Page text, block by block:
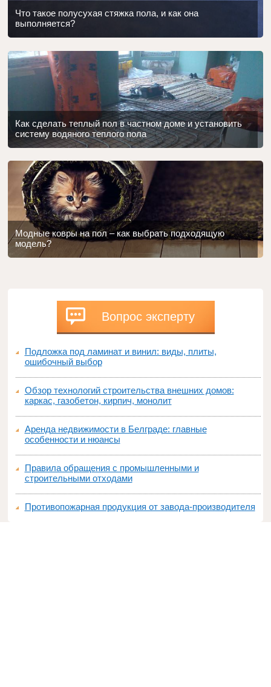
Что такое полусухая стяжка пола, и как она
выполняется?
Как сделать теплый пол в частном доме и установить
систему водяного теплого пола
Модные ковры на пол – как выбрать подходящую
модель?
Вопрос эксперту
Подложка под ламинат и винил: виды, плиты,
ошибочный выбор
Обзор технологий строительства внешних домов:
каркас, газобетон, кирпич, монолит
Аренда недвижимости в Белграде: главные
особенности и нюансы
Правила обращения с промышленными и
строительными отходами
Противопожарная продукция от завода-производителя